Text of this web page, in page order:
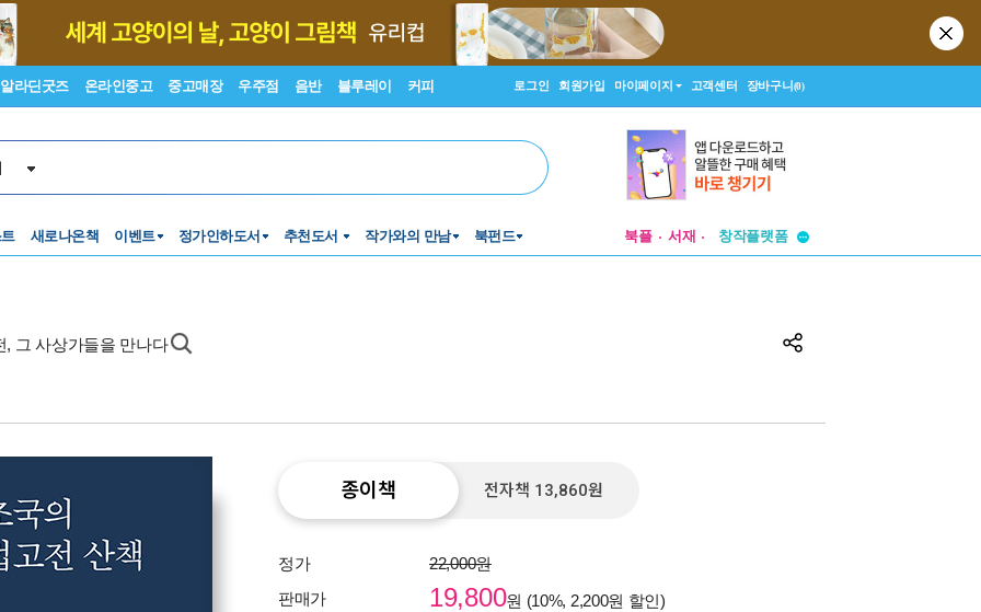
알라딘굿즈 온라인중고 중고매장 우주점 음반 블루레이 커피 로그인 회원가입 마이페이지 고객센터 장바구니(0)
새로나온책 이벤트 정가인하도서 추천도서 작가와의 만남 북펀드 북플 서재
창작플랫폼
, 그 사상가들을 만나다
종이책 전자책 13,860원
정가
22,000원
판매가
19,800원 (10%, 2,200원 할인)